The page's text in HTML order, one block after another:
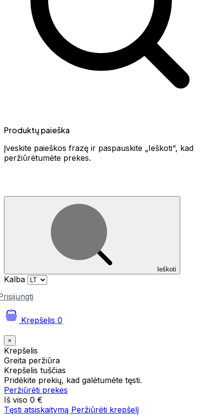
Produktų paieška
Įveskite paieškos frazę ir paspauskite „Ieškoti“, kad
peržiūrėtumėte prekes.
Ieškoti
Kalba
Krepšelis 0
×
Krepšelis
Greita peržiūra
Krepšelis tuščias
Pridėkite prekių, kad galėtumėte tęsti.
Peržiūrėti prekes
Iš viso 0 €
Tęsti atsiskaitymą Peržiūrėti krepšelį